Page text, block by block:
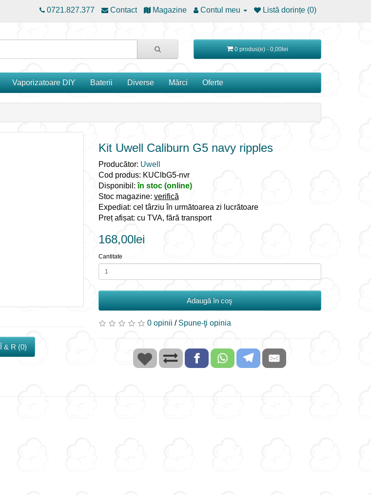
0721.827.377 Contact Magazine Contul meu Listă dorințe (0)
0 produs(e) - 0,00lei
Vaporizatoare DIY Baterii Diverse Mărci Oferte
Î & R (0)
Kit Uwell Caliburn G5 navy ripples
Producător: Uwell
Cod produs: KUClbG5-nvr
Disponibil:în stoc (online)
Stoc magazine: verifică
Expediat: cel târziu în următoarea zi lucrătoare
Preț afișat: cu TVA, fără transport
168,00lei
Cantitate
Adaugă în coş
0 opinii / Spune-ţi opinia